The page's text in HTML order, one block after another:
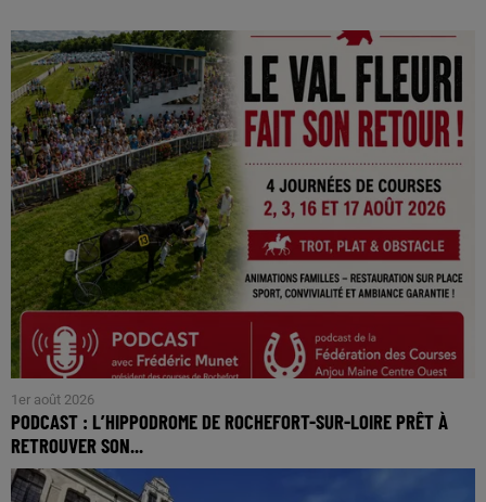
1er août 2026
PODCAST : L’HIPPODROME DE ROCHEFORT-SUR-LOIRE PRÊT À
RETROUVER SON...